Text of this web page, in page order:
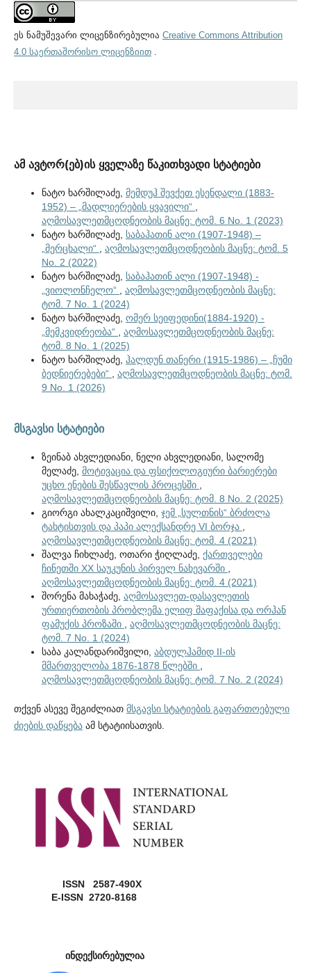
ეს ნამუშევარი ლიცენზირებულია Creative Commons Attribution
4.0 საერთაშორისო ლიცენზიით.
ამ ავტორ(ებ)ის ყველაზე წაკითხვადი სტატიები
ნატო ხარშილაძე, მემდუჰ შევქეთ ესენდალი (1883-
1952) – „მადლიერების ყვავილი“ ,
აღმოსავლეთმცოდნეობის მაცნე: ტომ. 6 No. 1 (2023)
ნატო ხარშილაძე, საბაჰათინ ალი (1907-1948) –
„მერცხალი“ , აღმოსავლეთმცოდნეობის მაცნე: ტომ. 5
No. 2 (2022)
ნატო ხარშილაძე, საბაჰათინ ალი (1907-1948) -
„ვიოლონჩელო“ , აღმოსავლეთმცოდნეობის მაცნე:
ტომ. 7 No. 1 (2024)
ნატო ხარშილაძე, ომერ სეიფედინი(1884-1920) -
„მემკვიდრეობა“ , აღმოსავლეთმცოდნეობის მაცნე:
ტომ. 8 No. 1 (2025)
ნატო ხარშილაძე, ჰალდუნ თანერი (1915-1986) – „ჩუმი
ბედნიერებები“ , აღმოსავლეთმცოდნეობის მაცნე: ტომ.
9 No. 1 (2026)
მსგავსი სტატიები
ზეინაბ ახვლედიანი, ნელი ახვლედიანი, სალომე
მელაძე, მოტივაცია და ფსიქოლოგიური ბარიერები
უცხო ენების შესწავლის პროცესში ,
აღმოსავლეთმცოდნეობის მაცნე: ტომ. 8 No. 2 (2025)
გიორგი ახალკაციშვილი, ჯემ „სულთნის“ ბრძოლა
ტახტისთვის და პაპი ალექსანდრე VI ბორჯა ,
აღმოსავლეთმცოდნეობის მაცნე: ტომ. 4 (2021)
შალვა ჩიხლაძე, ოთარი ჭიღლაძე, ქართველები
ჩინეთში XX საუკუნის პირველ ნახევარში ,
აღმოსავლეთმცოდნეობის მაცნე: ტომ. 4 (2021)
შორენა მახაჭაძე, აღმოსავლეთ-დასავლეთის
ურთიერთობის პრობლემა ელიფ შაფაქისა და ორჰან
ფამუქის პროზაში , აღმოსავლეთმცოდნეობის მაცნე:
ტომ. 7 No. 1 (2024)
საბა კალანდარიშვილი, აბდულჰამიდ II-ის
მმართველობა 1876-1878 წლებში ,
აღმოსავლეთმცოდნეობის მაცნე: ტომ. 7 No. 2 (2024)
თქვენ ასევე შეგიძლიათ მსგავსი სტატიების გაფართოებული
ძიების დაწყებაამ სტატიისათვის.
ISSN 2587-490X
E-ISSN 2720-8168
ინდექსირებულია